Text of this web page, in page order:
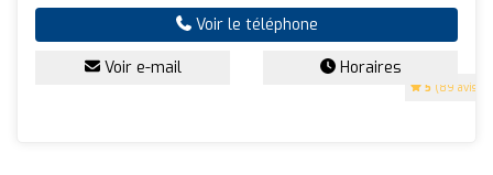
5 (89 avis)
Voir le téléphone
Voir e-mail Horaires